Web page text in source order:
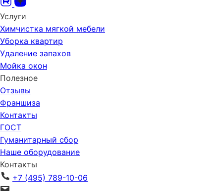
Услуги
Химчистка мягкой мебели
Уборка квартир
Удаление запахов
Мойка окон
Полезное
Отзывы
Франшиза
Контакты
ГОСТ
Гуманитарный сбор
Наше оборудование
Контакты
+7 (495) 789-10-06